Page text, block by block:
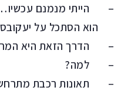
– הייתי מנמנם
הוא הסתכל על
– הדרך הזאת היא
– למה?
– תאונות רכבת